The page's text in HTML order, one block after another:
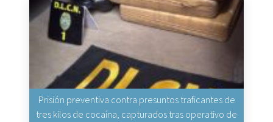
Prisión preventiva contra presuntos traficantes de
tres kilos de cocaína, capturados tras operativo de